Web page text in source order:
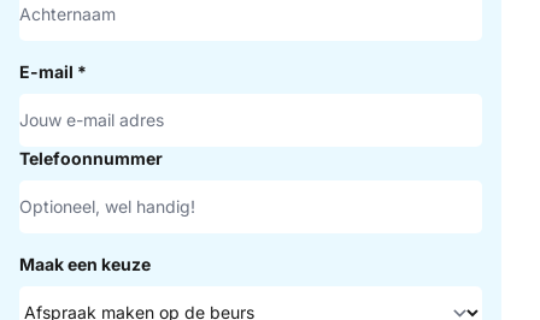
E-mail *
Telefoonnummer
Maak een keuze